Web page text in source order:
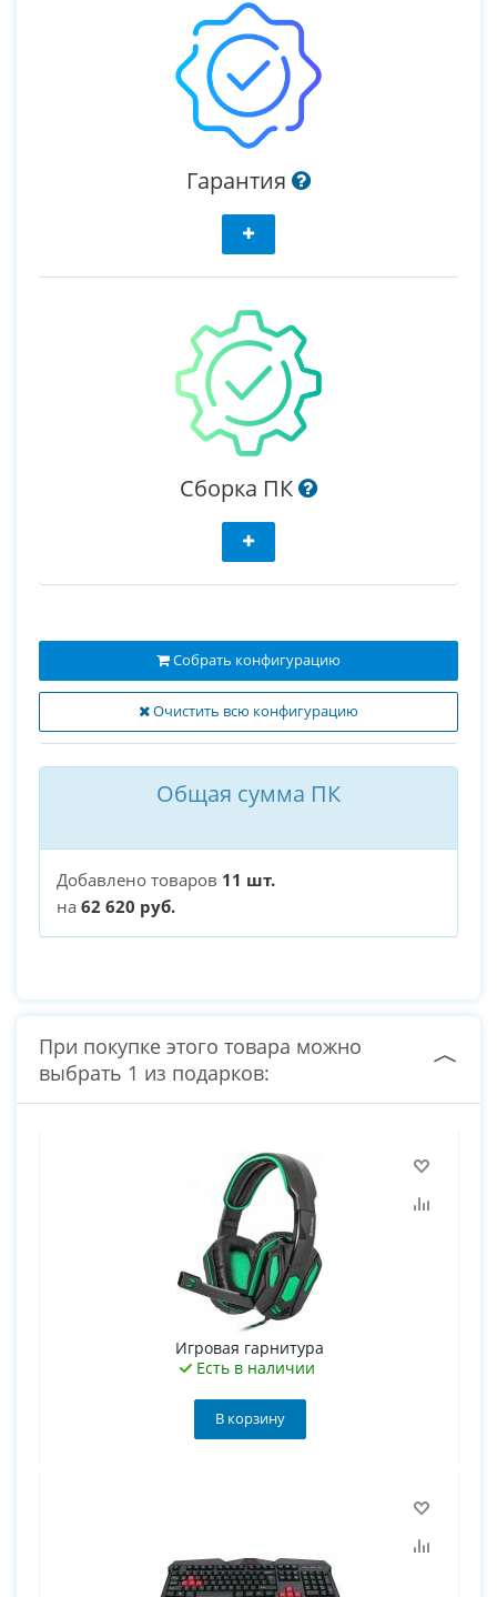
Гарантия
Сборка ПК
Очистить всю конфигурацию
Собрать конфигурацию
Общая сумма ПК
Добавлено товаров 11 шт.
на 62 620 руб.
При покупке этого товара можно
выбрать 1 из подарков:
Игровая гарнитура
Есть в наличии
В корзину